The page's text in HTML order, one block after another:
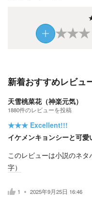
★★★
新着おすすめレビュ
天雪桃菜花（神楽元気）
1880件のレビューを投稿
★★★ Excellent!!!
イケメンキョンシーと可愛
このレビューは小説のネタ
字）
1 2025年9月25日 16:46